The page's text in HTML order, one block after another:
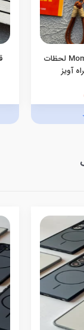
قاب مخملی Moment Captured لحظات
آویز